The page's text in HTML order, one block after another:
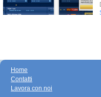
Home
Contatti
Lavora con noi